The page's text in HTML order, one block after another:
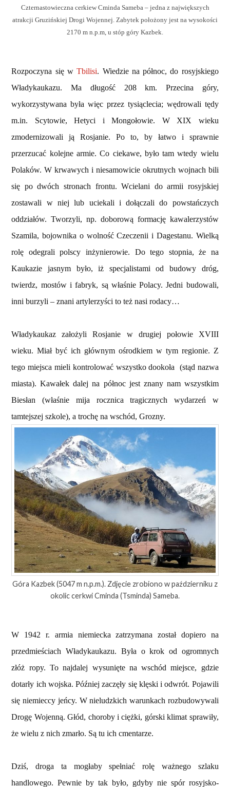
Czternastowieczna cerkiew Cminda Sameba – jedna z największych
atrakcji Gruzińskiej Drogi Wojennej. Zabytek położony jest na wysokości
2170 m n.p.m, u stóp góry Kazbek.
Rozpoczyna się wTbilisi. Wiedzie na północ, do rosyjskiego
Władykaukazu. Ma długość 208 km. Przecina góry,
wykorzystywana była więc przez tysiąclecia; wędrowali tędy
m.in. Scytowie, Hetyci i Mongołowie. W XIX wieku
zmodernizowali ją Rosjanie. Po to, by łatwo i sprawnie
przerzucać kolejne armie. Co ciekawe, było tam wtedy wielu
Polaków. W krwawych i niesamowicie okrutnych wojnach bili
się po dwóch stronach frontu. Wcielani do armii rosyjskiej
zostawali w niej lub uciekali i dołączali do powstańczych
oddziałów. Tworzyli, np. doborową formację kawalerzystów
Szamila, bojownika o wolność Czeczenii i Dagestanu. Wielką
rolę odegrali polscy inżynierowie. Do tego stopnia, że na
Kaukazie jasnym było, iż specjalistami od budowy dróg,
twierdz, mostów i fabryk, są właśnie Polacy. Jedni budowali,
inni burzyli – znani artylerzyści to też nasi rodacy…
Władykaukaz założyli Rosjanie w drugiej połowie XVIII
wieku. Miał być ich głównym ośrodkiem w tym regionie. Z
tego miejsca mieli kontrolować wszystko dookoła (stąd nazwa
miasta). Kawałek dalej na północ jest znany nam wszystkim
Biesłan (właśnie mija rocznica tragicznych wydarzeń w
tamtejszej szkole), a trochę na wschód, Grozny.
Góra Kazbek (5047 m n.p.m.). Zdjęcie zrobiono w październiku z
okolic cerkwi Cminda (Tsminda) Sameba.
W 1942 r. armia niemiecka zatrzymana został dopiero na
przedmieściach Władykaukazu. Była o krok od ogromnych
złóż ropy. To najdalej wysunięte na wschód miejsce, gdzie
dotarły ich wojska. Później zaczęły się klęski i odwrót. Pojawili
się niemieccy jeńcy. W nieludzkich warunkach rozbudowywali
Drogę Wojenną. Głód, choroby i ciężki, górski klimat sprawiły,
że wielu z nich zmarło. Są tu ich cmentarze.
Dziś, droga ta mogłaby spełniać rolę ważnego szlaku
handlowego. Pewnie by tak było, gdyby nie spór rosyjsko-